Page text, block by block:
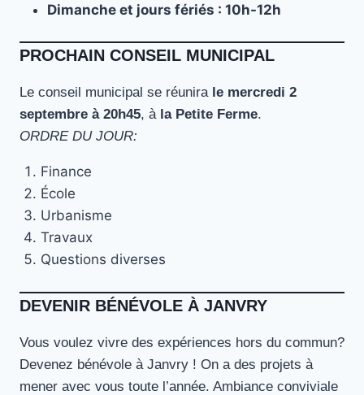
Dimanche et jours fériés : 10h-12h
PROCHAIN CONSEIL MUNICIPAL
Le conseil municipal se réunira le mercredi 2
septembre à 20h45, à la Petite Ferme.
ORDRE DU JOUR:
Finance
École
Urbanisme
Travaux
Questions diverses
DEVENIR BÉNÉVOLE À JANVRY
Vous voulez vivre des expériences hors du commun?
Devenez bénévole à Janvry ! On a des projets à
mener avec vous toute l’année. Ambiance conviviale